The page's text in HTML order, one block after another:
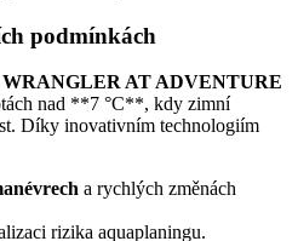
podmínkách
WRANGLER AT ADVENTURE
nad **7 °C**, kdy zimní
Díky inovativním technologiím
a rychlých změnách
rizika aquaplaningu.